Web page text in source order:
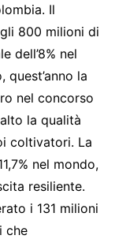
Il
800 milioni di
dell’8% nel
la
nel concorso
la qualità
coltivatori. La
nel mondo,
resiliente.
i 131 milioni
che